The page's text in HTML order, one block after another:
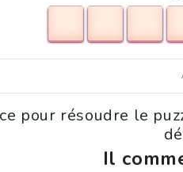
pour résoudre le
Il